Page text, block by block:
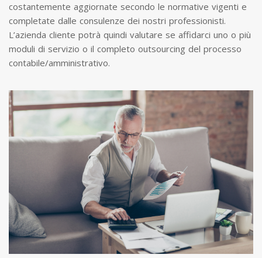
costantemente aggiornate secondo le normative vigenti e
completate dalle consulenze dei nostri professionisti.
L’azienda cliente potrà quindi valutare se affidarci uno o più
moduli di servizio o il completo outsourcing del processo
contabile/amministrativo.